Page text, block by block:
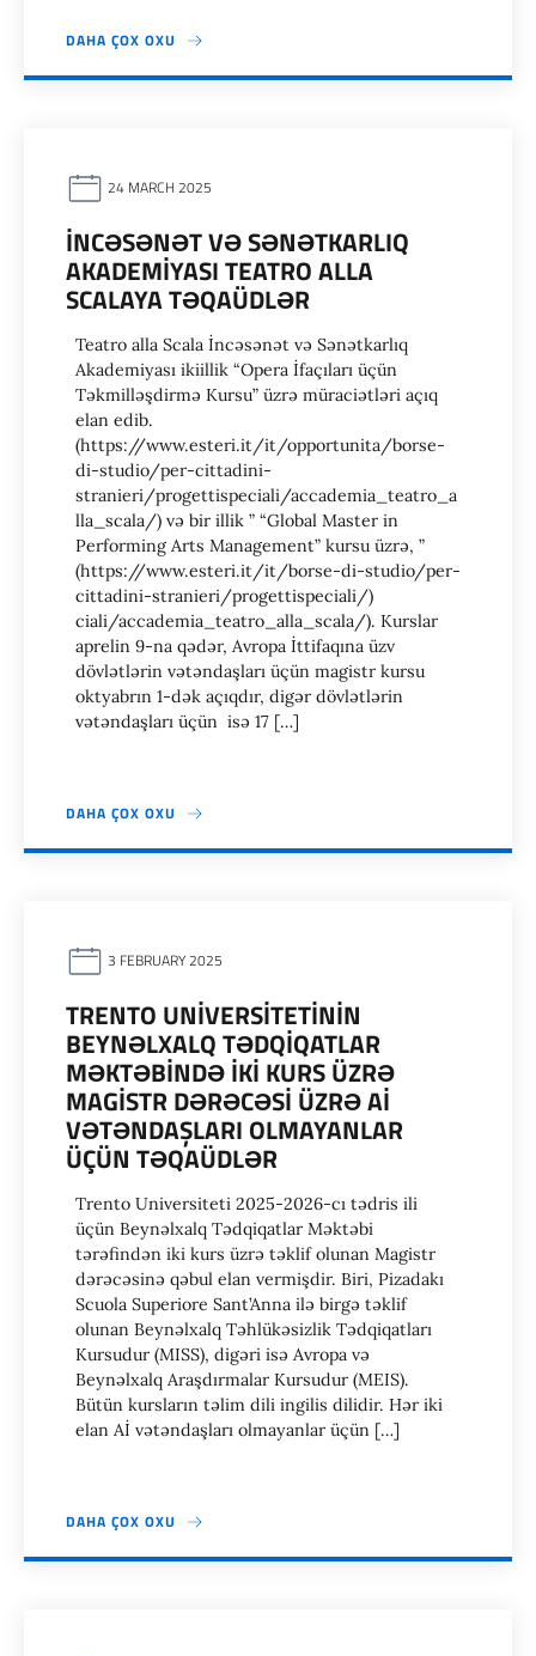
DAHA ÇOX OXU
24 MARCH 2025
İNCƏSƏNƏT VƏ SƏNƏTKARLIQ
AKADEMİYASI TEATRO ALLA
SCALAYA TƏQAÜDLƏR
Teatro alla Scala İncəsənət və Sənətkarlıq
Akademiyası ikiillik “Opera İfaçıları üçün
Təkmilləşdirmə Kursu” üzrə müraciətləri açıq
elan edib.
(https://www.esteri.it/it/opportunita/borse-
di-studio/per-cittadini-
stranieri/progettispeciali/accademia_teatro_a
lla_scala/) və bir illik ” “Global Master in
Performing Arts Management” kursu üzrə, ”
(https://www.esteri.it/it/borse-di-studio/per-
cittadini-stranieri/progettispeciali/)
ciali/accademia_teatro_alla_scala/). Kurslar
aprelin 9-na qədər, Avropa İttifaqına üzv
dövlətlərin vətəndaşları üçün magistr kursu
oktyabrın 1-dək açıqdır, digər dövlətlərin
vətəndaşları üçün isə 17 […]
DAHA ÇOX OXU
3 FEBRUARY 2025
TRENTO UNİVERSİTETİNİN
BEYNƏLXALQ TƏDQİQATLAR
MƏKTƏBİNDƏ İKİ KURS ÜZRƏ
MAGİSTR DƏRƏCƏSİ ÜZRƏ Aİ
VƏTƏNDAŞLARI OLMAYANLAR
ÜÇÜN TƏQAÜDLƏR
Trento Universiteti 2025-2026-cı tədris ili
üçün Beynəlxalq Tədqiqatlar Məktəbi
tərəfindən iki kurs üzrə təklif olunan Magistr
dərəcəsinə qəbul elan vermişdir. Biri, Pizadakı
Scuola Superiore Sant’Anna ilə birgə təklif
olunan Beynəlxalq Təhlükəsizlik Tədqiqatları
Kursudur (MISS), digəri isə Avropa və
Beynəlxalq Araşdırmalar Kursudur (MEIS).
Bütün kursların təlim dili ingilis dilidir. Hər iki
elan Aİ vətəndaşları olmayanlar üçün […]
DAHA ÇOX OXU